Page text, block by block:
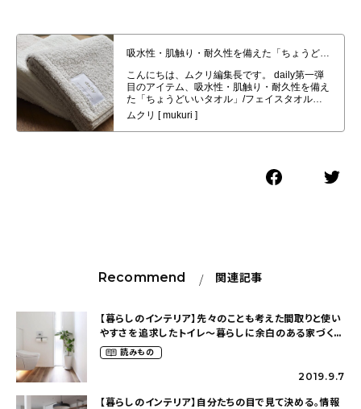
吸水性・肌触り・耐久性を備えた「ちょうどいいタオル」/フェイスタオル（泉州
タオル）
Recommend 関連記事
【暮らしのインテリア】先々のことも考えた間取りと使い
やすさを追求したトイレ～暮らしに余白のある家づくり
（nico_hoomさん）
読みもの
2019.9.7
【暮らしのインテリア】自分たちの目で見て決める。情報